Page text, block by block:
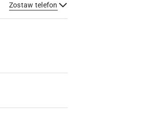
Zostaw telefon
Wyślij